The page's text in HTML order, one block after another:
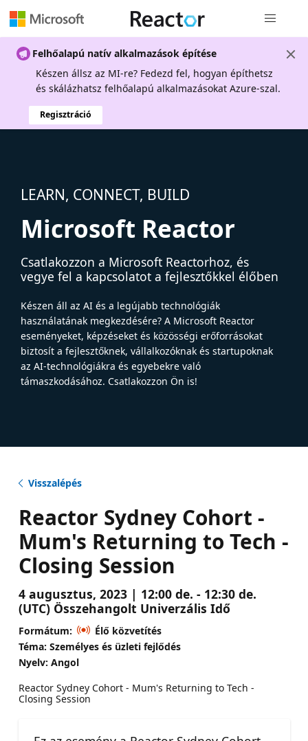
Felhőalapú natív alkalmazások építése
Készen állsz az MI-re? Fedezd fel, hogyan építhetsz
és skálázhatsz felhőalapú alkalmazásokat Azure-szal.
Regisztráció
LEARN, CONNECT, BUILD
Microsoft Reactor
Csatlakozzon a Microsoft Reactorhoz, és
vegye fel a kapcsolatot a fejlesztőkkel élőben
Készen áll az AI és a legújabb technológiák
használatának megkezdésére? A Microsoft Reactor
eseményeket, képzéseket és közösségi erőforrásokat
biztosít a fejlesztőknek, vállalkozóknak és startupoknak
az AI-technológiákra és egyebekre való
támaszkodásához. Csatlakozzon Ön is!
Visszalépés
Reactor Sydney Cohort -
Mum's Returning to Tech -
Closing Session
4 augusztus, 2023 | 12:00 de. - 12:30 de.
(UTC) Összehangolt Univerzális Idő
Formátum:
Élő közvetítés
Téma: Személyes és üzleti fejlődés
Nyelv: Angol
Reactor Sydney Cohort - Mum's Returning to Tech -
Closing Session